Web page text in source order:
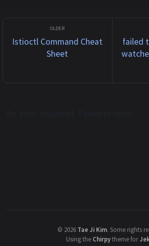
Istioctl Command Cheat
Sheet
failed
© 2026 Tae Ji Kim. Some rights
Using the Chirpytheme for